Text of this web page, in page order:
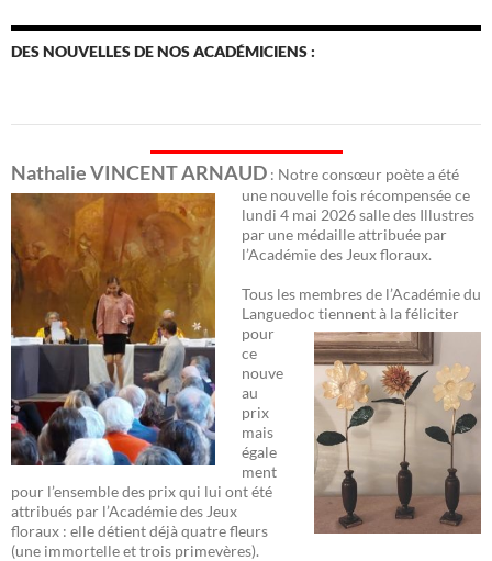
DES NOUVELLES DE NOS ACADÉMICIENS :
Nathalie VINCENT ARNAUD : Notre consœur poète a été
une nouvelle fois récompensée ce
lundi 4 mai 2026 salle des Illustres
par une médaille attribuée par
l’Académie des Jeux floraux.
Tous les membres de l’Académie du
Languedoc tiennent à la féliciter
pour
ce
nouve
au
prix
mais
égale
ment
pour l’ensemble des prix qui lui ont été
attribués par l’Académie des Jeux
floraux : elle détient déjà quatre fleurs
(une immortelle et trois primevères).